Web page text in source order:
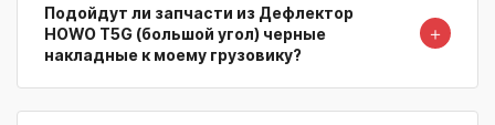
Подойдут ли запчасти из Дефлектор
HOWO T5G (большой угол) черные
накладные к моему грузовику?
＋